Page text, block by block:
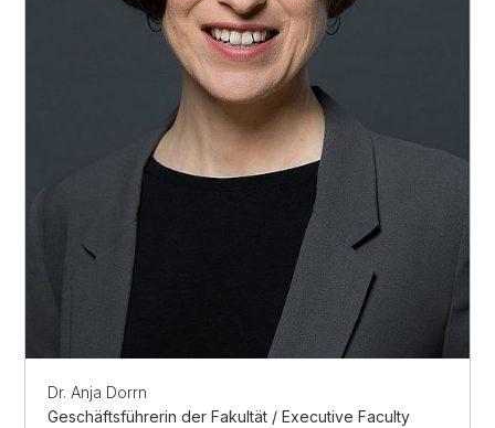
Dr. Anja Dorrn
Geschäftsführerin der Fakultät / Executive Faculty